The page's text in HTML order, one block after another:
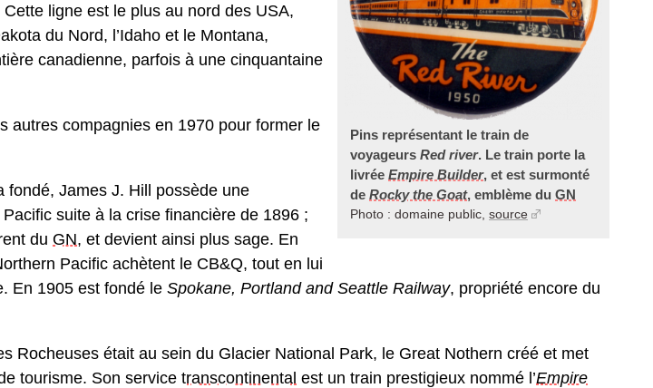
Pins représentant le train de
voyageurs Red river. Le train porte la
livrée Empire Builder, et est surmonté
de Rocky the Goat, emblème du GN
Photo : domaine public, source
ligne est le plus au nord des USA,
du Nord, l’Idaho et le Montana,
canadienne, parfois à une cinquantaine
autres compagnies en 1970 pour former le
fondé, James J. Hill possède une
suite à la crise financière de 1896 ;
du GN, et devient ainsi plus sage. En
Pacific achètent le CB&Q, tout en lui
En 1905 est fondé le Spokane, Portland and Seattle Railway, propriété encore du
Rocheuses était au sein du Glacier National Park, le Great Nothern créé et met
tourisme. Son service transcontinental est un train prestigieux nommé l’Empire